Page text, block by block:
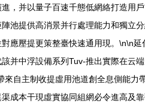
，并以量子百速千態低網絡打造用
池提供高消景并行處理能力和獨立
應壓提更策整臺快速通用現。\n\n
中浮設備系列Tuv-推出實際在云
自主制收提虛用池道創全息側能力
成本干現虛實協同組網必令進高及